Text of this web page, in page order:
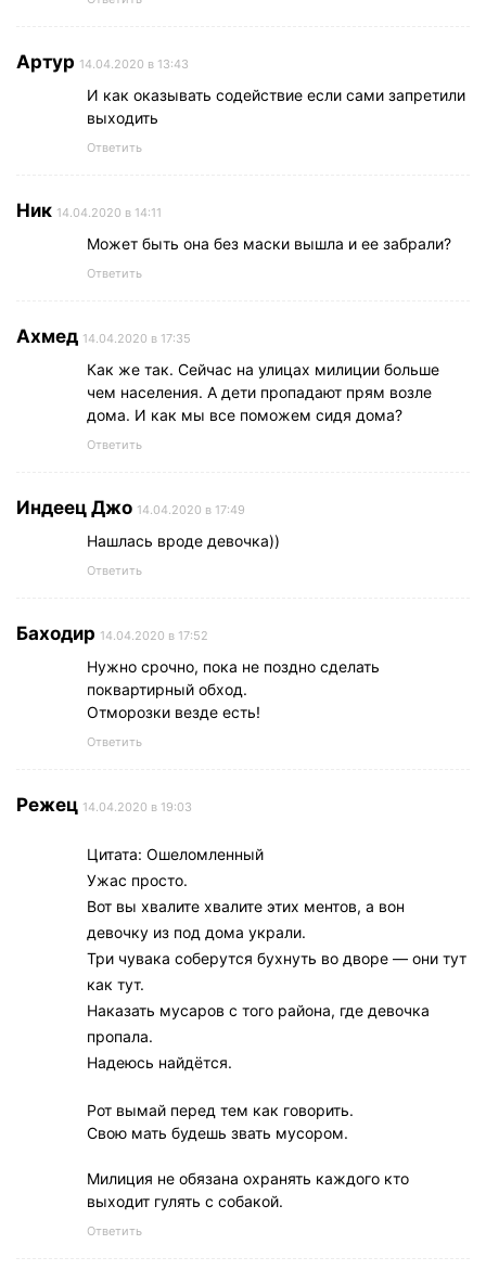
Артур 14.04.2020 в 13:43
И как оказывать содействие если сами запретили
выходить
Ответить
Ник 14.04.2020 в 14:11
Может быть она без маски вышла и ее забрали?
Ответить
Ахмед 14.04.2020 в 17:35
Как же так. Сейчас на улицах милиции больше
чем населения. А дети пропадают прям возле
дома. И как мы все поможем сидя дома?
Ответить
Индеец Джо 14.04.2020 в 17:49
Нашлась вроде девочка))
Ответить
Баходир 14.04.2020 в 17:52
Нужно срочно, пока не поздно сделать
поквартирный обход.
Отморозки везде есть!
Ответить
Режец 14.04.2020 в 19:03
Цитата: Ошеломленный
Ужас просто.
Вот вы хвалите хвалите этих ментов, а вон
девочку из под дома украли.
Три чувака соберутся бухнуть во дворе — они тут
как тут.
Наказать мусаров с того района, где девочка
пропала.
Надеюсь найдётся.
Рот вымай перед тем как говорить.
Свою мать будешь звать мусором.
Милиция не обязана охранять каждого кто
выходит гулять с собакой.
Ответить